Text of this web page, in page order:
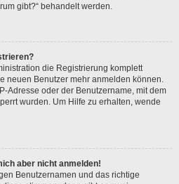
gibt?“ behandelt werden.
die Registrierung komplett
neuen Benutzer mehr anmelden können.
Adresse oder der Benutzername, mit dem
wurden. Um Hilfe zu erhalten, wende
aber nicht anmelden!
Benutzernamen und das richtige